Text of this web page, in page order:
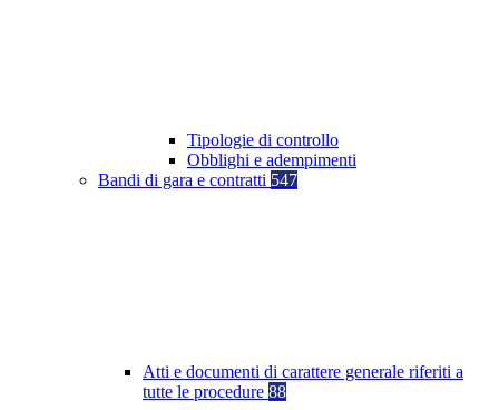
Tipologie di controllo
Obblighi e adempimenti
Bandi di gara e contratti 547
Atti e documenti di carattere generale riferiti a
tutte le procedure 88